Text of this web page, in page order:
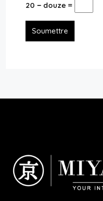
20 − douze =
Soumettre